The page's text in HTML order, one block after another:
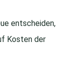
entscheiden,
Kosten der